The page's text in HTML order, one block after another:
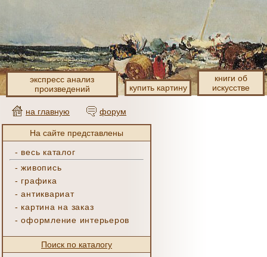
экспресс анализ
произведений
купить картину
книги об
искусстве
на главную форум
На сайте представлены
- весь каталог
-живопись
- графика
-антиквариат
- картина на заказ
-оформление интерьеров
Поиск по каталогу